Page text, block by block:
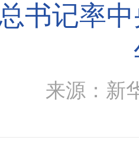
书记率
来源：新